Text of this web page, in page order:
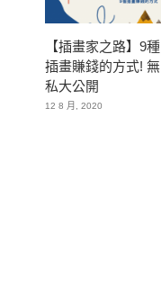
【插畫家之路】9種
插畫賺錢的方式! 無
私大公開
12 8 月, 2020